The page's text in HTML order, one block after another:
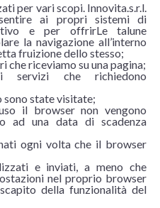
per vari scopi. Innovita.s.r.l.
ai propri sistemi di
e per offrirLe talune
la navigazione all’interno
fruizione dello stesso;
che riceviamo su una pagina;
servizi che richiedono
sono state visitate;
il browser non vengono
ad una data di scadenza
ogni volta che il browser
e inviati, a meno che
nel proprio browser
della funzionalità del